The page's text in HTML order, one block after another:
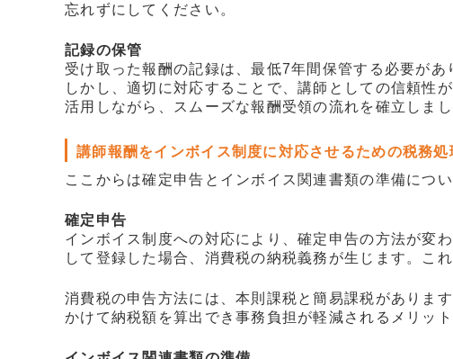
忘れずにしてください。
記録の保管
受け取った報酬の記録は、最低7年間保管する必要が
しかし、適切に対応することで、講師としての信頼性
活用しながら、スムーズな報酬受領の流れを確立しまし
講師報酬をインボイス制度に対応させるための税務処
ここからは確定申告とインボイス関連書類の準備につい
確定申告
インボイス制度への対応により、確定申告の方法が変
して登録した場合、消費税の納税義務が生じます。こ
消費税の申告方法には、本則課税と簡易課税がありま
かけて納税額を算出でき事務負担が軽減されるメリッ